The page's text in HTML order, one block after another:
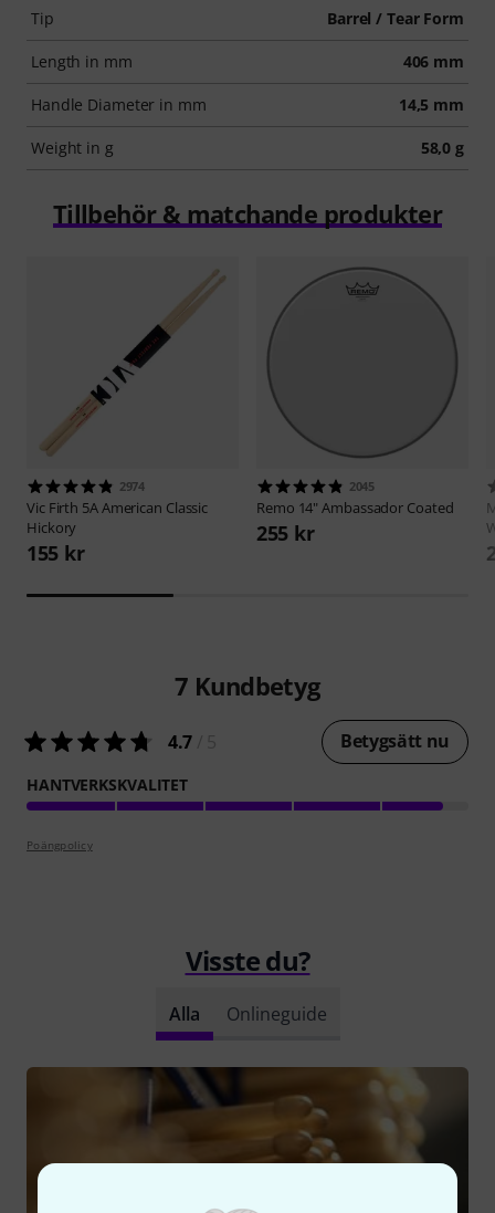
Tip Barrel / Tear Form
Length in mm 406 mm
Handle Diameter in mm 14,5 mm
Weight in g 58,0 g
Tillbehör & matchande produkter
2974
Vic Firth 5A American Classic
Hickory
155 kr
2045
Remo 14" Ambassador Coated
255 kr
7 Kundbetyg
4.7 Betygsätt nu
HANTVERKSKVALITET
Poängpolicy
Visste du?
Alla Onlineguide